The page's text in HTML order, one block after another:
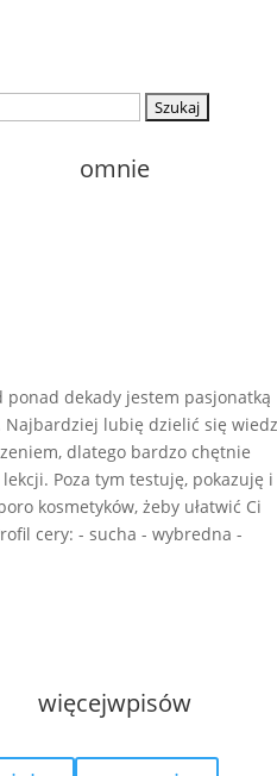
omnie
ponad dekady jestem pasjonatką
Najbardziej lubię dzielić się
dlatego bardzo chętnie
Poza tym testuję, pokazuję i
kosmetyków, żeby ułatwić Ci
cery: - sucha - wybredna -
więcejwpisów